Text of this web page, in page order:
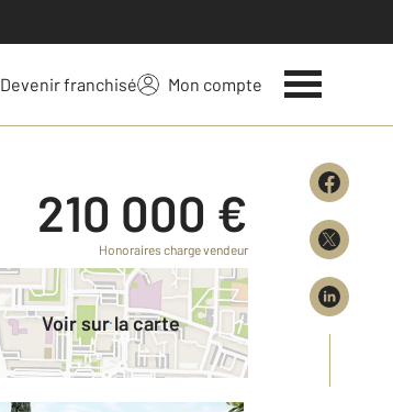
Devenir franchisé Mon compte
210 000 €
Honoraires charge vendeur
Voir sur la carte